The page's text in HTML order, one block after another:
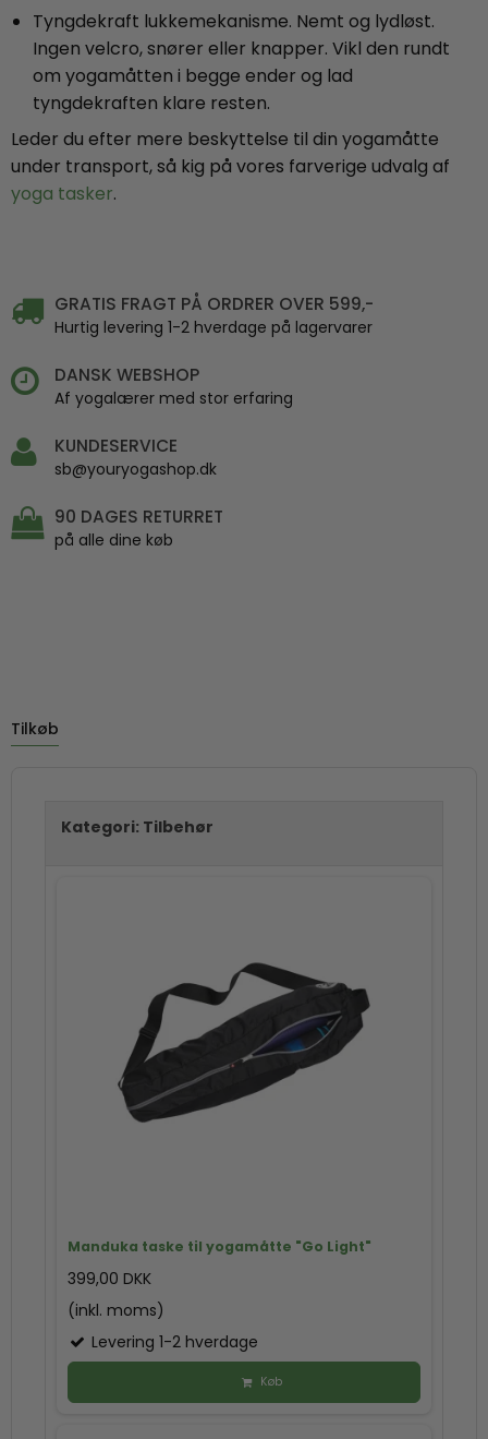
Tyngdekraft lukkemekanisme. Nemt og lydløst.
Ingen velcro, snører eller knapper. Vikl den rundt
om yogamåtten i begge ender og lad
tyngdekraften klare resten.
Leder du efter mere beskyttelse til din yogamåtte
under transport, så kig på vores farverige udvalg af
yoga tasker.
GRATIS FRAGT PÅ ORDRER OVER 599,-
Hurtig levering 1-2 hverdage på lagervarer
DANSK WEBSHOP
Af yogalærer med stor erfaring
KUNDESERVICE
sb@youryogashop.dk
90 DAGES RETURRET
på alle dine køb
Tilkøb
Kategori: Tilbehør
Manduka taske til yogamåtte "Go Light"
399,00 DKK
(inkl. moms)
Levering 1-2 hverdage
Køb